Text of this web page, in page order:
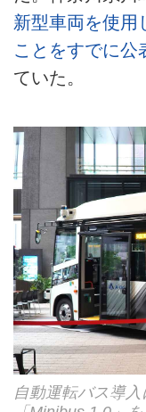
新型車両を使用
ことをすでに公
ていた。
自動運転バス導